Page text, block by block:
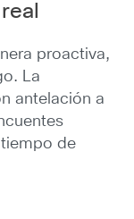
proactiva,
La
antelación a
de